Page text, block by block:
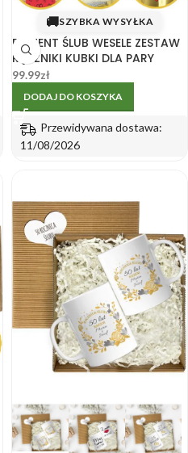
🚚SZYBKA WYSYŁKA
PREZENT ŚLUB WESELE ZESTAW
RĘCZNIKI KUBKI DLA PARY
ZŁOTY KUBEK HAFT BOX
99.99zł
DODAJ DO KOSZYKA
Przewidywana dostawa:
11/08/2026